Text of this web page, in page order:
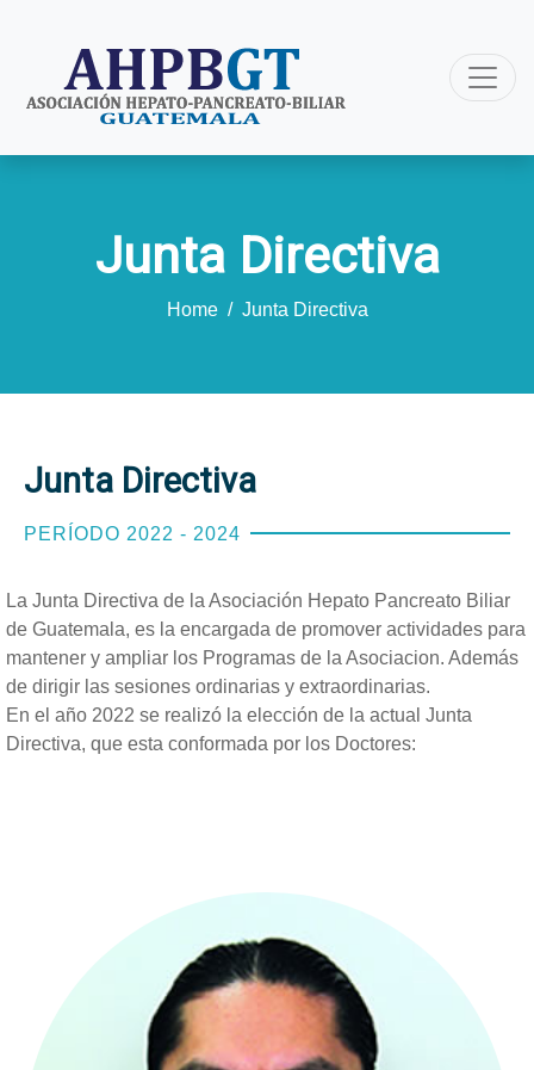
Junta Directiva
Home / Junta Directiva
Junta Directiva
PERÍODO 2022 - 2024
La Junta Directiva de la Asociación Hepato Pancreato Biliar
de Guatemala, es la encargada de promover actividades para
mantener y ampliar los Programas de la Asociacion. Además
de dirigir las sesiones ordinarias y extraordinarias.
En el año 2022 se realizó la elección de la actual Junta
Directiva, que esta conformada por los Doctores: